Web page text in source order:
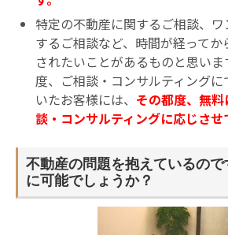
特定の不動産に関するご相談、
するご相談など、時間が経って
されたいことがあるものと思い
度、ご相談・コンサルティング
いたお客様には、 その都度、無
談・コンサルティングに応じさせ
不動産の問題を抱えているの
に可能でしょうか？